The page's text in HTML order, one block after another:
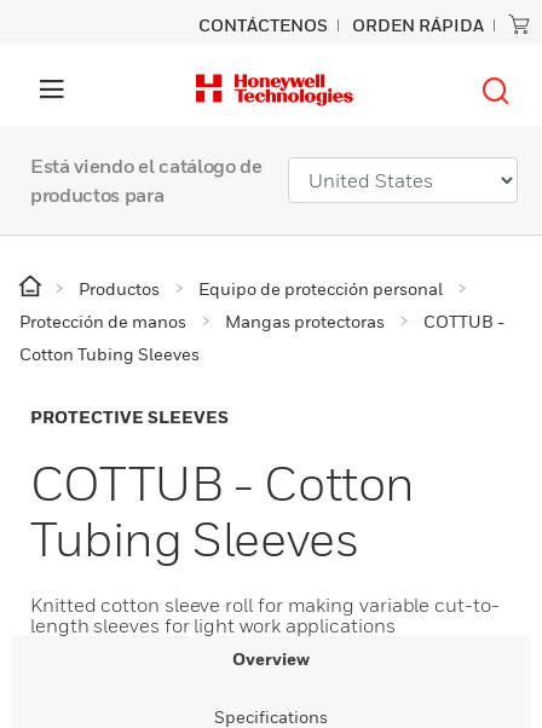
CONTÁCTENOS ORDEN RÁPIDA
Está viendo el catálogo de
productos para
Productos
Equipo de protección personal
Protección de manos
Mangas protectoras
COTTUB -
Cotton Tubing Sleeves
PROTECTIVE SLEEVES
COTTUB - Cotton
Tubing Sleeves
Knitted cotton sleeve roll for making variable cut-to-
length sleeves for light work applications
Overview
Specifications